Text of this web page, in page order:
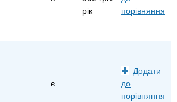
рік
порівняння
є
Додати
до
порівняння